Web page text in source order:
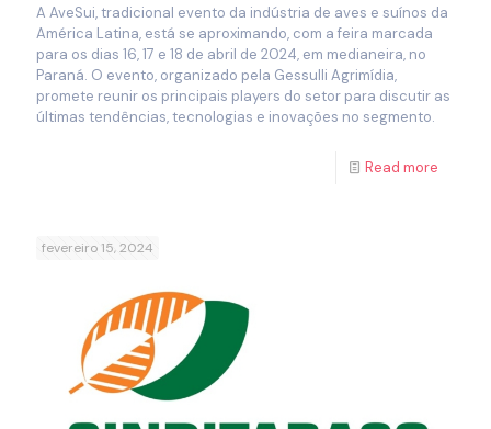
A AveSui, tradicional evento da indústria de aves e suínos da
América Latina, está se aproximando, com a feira marcada
para os dias 16, 17 e 18 de abril de 2024, em medianeira, no
Paraná. O evento, organizado pela Gessulli Agrimídia,
promete reunir os principais players do setor para discutir as
últimas tendências, tecnologias e inovações no segmento.
Read more
fevereiro 15, 2024